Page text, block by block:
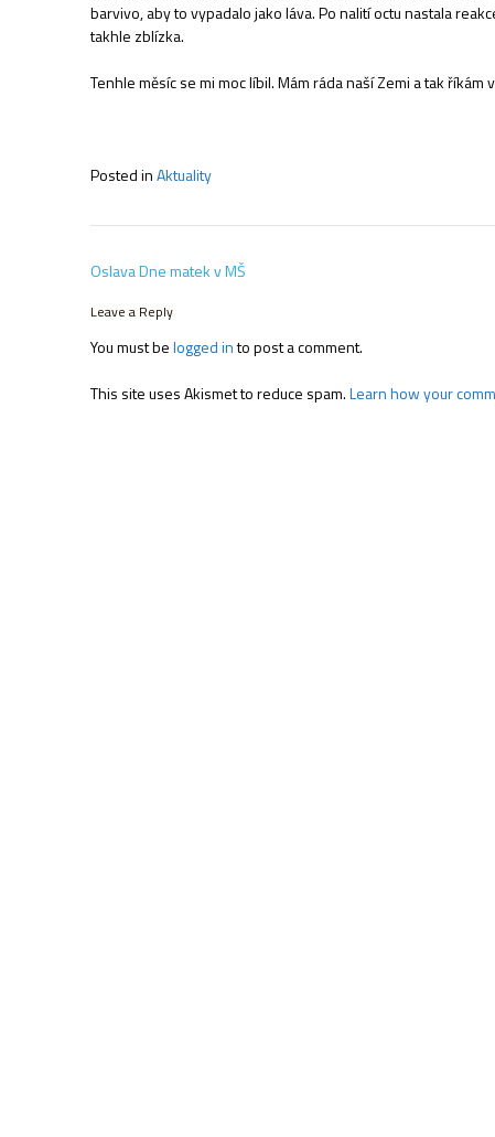
barvivo, aby to vypadalo jako láva. Po nalití octu nastala
takhle zblízka.
Tenhle měsíc se mi moc líbil. Mám ráda naší Zemi a tak
Posted inAktuality
Post
Oslava Dne matek v MŠ
Leave a Reply
You must belogged into post a comment.
This site uses Akismet to reduce spam.Learn how your